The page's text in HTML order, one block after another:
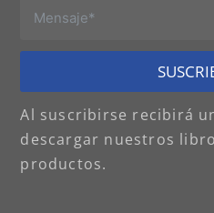
Al suscribirse recibirá
descargar nuestros
productos.